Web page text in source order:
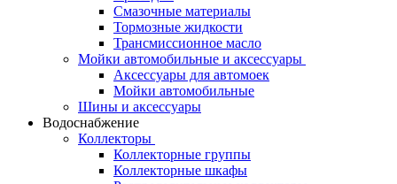
Смазочные материалы
Тормозные жидкости
Трансмиссионное масло
Мойки автомобильные и аксессуары
Аксессуары для автомоек
Мойки автомобильные
Шины и аксессуары
Водоснабжение
Коллекторы
Коллекторные группы
Коллекторные шкафы